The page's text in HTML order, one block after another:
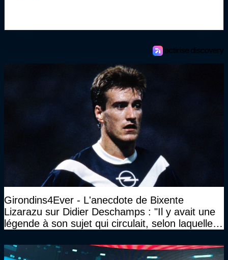
Girondins4Ever - L'anecdote de Bixente
Lizarazu sur Didier Deschamps : "Il y avait une
légende à son sujet qui circulait, selon laquelle il